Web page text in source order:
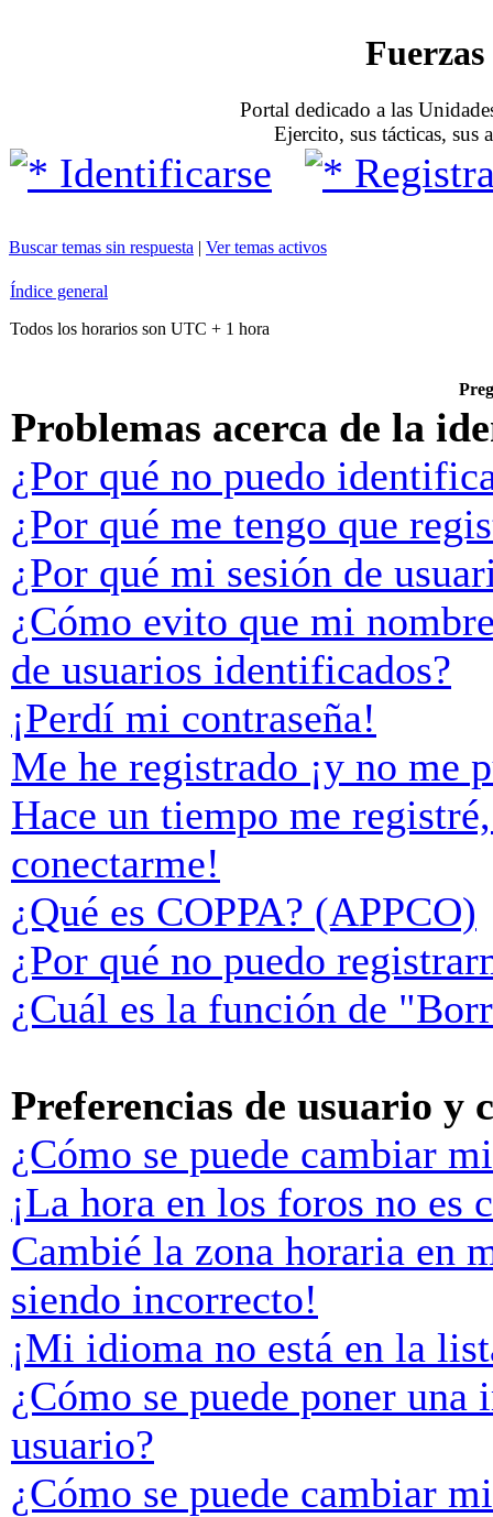
Portal dedicado a las
Ejercito, sus tácticas, sus
Identificarse
Buscar temas sin respuesta | Ver temas activos
Índice general
Todos los horarios son UTC + 1 hora
Problemas acerca de la
¿Por qué no puedo
¿Por qué me tengo que
¿Por qué mi sesión de
¿Cómo evito que mi
de usuarios identificados?
¡Perdí mi contraseña!
Me he registrado ¡y no me
Hace un tiempo me
conectarme!
¿Qué es COPPA? (APPCO)
¿Por qué no puedo
¿Cuál es la función de
Preferencias de usuario y
¿Cómo se puede cambiar
¡La hora en los foros no es
Cambié la zona horaria en
siendo incorrecto!
¡Mi idioma no está en la
¿Cómo se puede poner
usuario?
¿Cómo se puede cambiar